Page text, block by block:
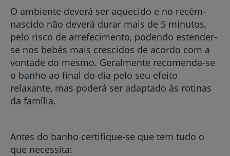
O ambiente deverá ser aquecido e no recém-
nascido não deverá durar mais de 5 minutos,
pelo risco de arrefecimento, podendo estender-
se nos bebés mais crescidos de acordo com a
vontade do mesmo. Geralmente recomenda-se
o banho ao final do dia pelo seu efeito
relaxante, mas poderá ser adaptado às rotinas
da família.
Antes do banho certifique-se que tem tudo o
que necessita: